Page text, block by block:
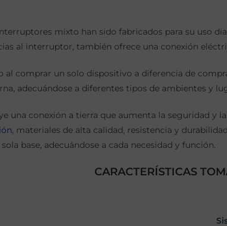
mixto han sido fabricados para su uso
al interruptor, también ofrece una conexión
al comprar un solo dispositivo a diferencia de
adecuándose a diferentes tipos de ambientes y
una conexión a tierra que aumenta la seguridad y
, materiales de alta calidad, resistencia y
base, adecuándose a cada necesidad y función.
CARACTERÍSTICAS